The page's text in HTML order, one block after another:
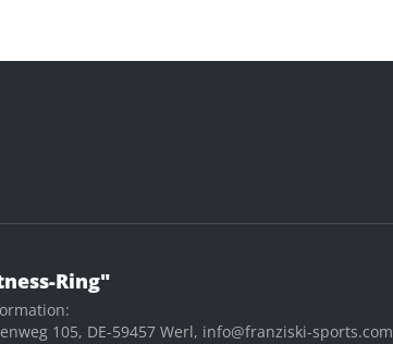
Ring"
105, DE-59457 Werl, info@franziski-sports.com